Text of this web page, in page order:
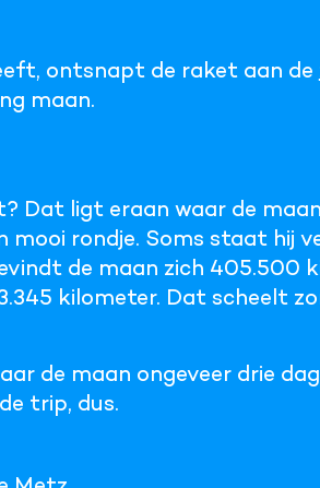
ontsnapt de raket aan de
maan.
Dat ligt eraan waar de
mooi rondje. Soms staat hij
de maan zich 405.500
kilometer. Dat scheelt
de maan ongeveer drie
trip, dus.